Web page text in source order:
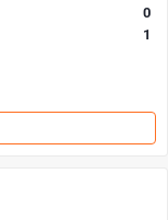
0
1